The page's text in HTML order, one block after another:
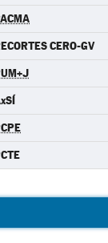
CERO-GV